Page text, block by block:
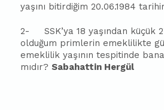
yaşını bitirdiğim 20.06.1984
2- SSK’ya 18 yaşından küçük
olduğum primlerin emeklilikte
emeklilik yaşının tespitinde
mıdır?Sabahattin Hergül